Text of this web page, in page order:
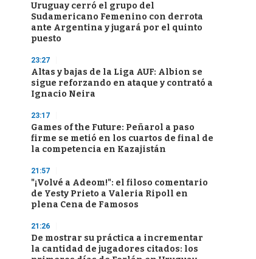
Uruguay cerró el grupo del
Sudamericano Femenino con derrota
ante Argentina y jugará por el quinto
puesto
23:27
Altas y bajas de la Liga AUF: Albion se
sigue reforzando en ataque y contrató a
Ignacio Neira
23:17
Games of the Future: Peñarol a paso
firme se metió en los cuartos de final de
la competencia en Kazajistán
21:57
"¡Volvé a Adeom!": el filoso comentario
de Yesty Prieto a Valeria Ripoll en
plena Cena de Famosos
21:26
De mostrar su práctica a incrementar
la cantidad de jugadores citados: los